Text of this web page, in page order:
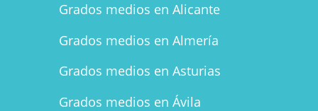
Grados medios en Alicante
Grados medios en Almería
Grados medios en Asturias
Grados medios en Ávila